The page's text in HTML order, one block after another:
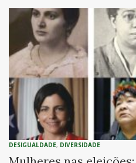
DESIGUALDADE, DIVERSIDADE